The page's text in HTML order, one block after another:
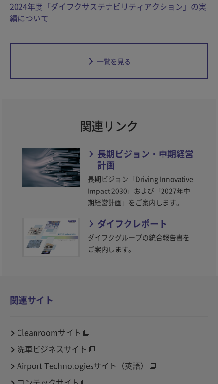
2024年度「ダイフクサステナビリティアクション」の実
績について
一覧を見る
関連リンク
長期ビジョン・中期経営
計画
長期ビジョン「Driving Innovative
Impact 2030」および「2027年中
期経営計画」をご案内します。
ダイフクレポート
ダイフクグループの統合報告書を
ご案内します。
関連サイト
Cleanroomサイト
洗車ビジネスサイト
Airport Technologiesサイト（英語）